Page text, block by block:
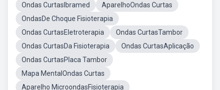
Ondas CurtasIbramed
AparelhoOndas Curtas
OndasDe Choque Fisioterapia
Ondas CurtasEletroterapia
Ondas CurtasTambor
Ondas CurtasDa Fisioterapia
Ondas CurtasAplicação
Ondas CurtasPlaca Tambor
Mapa MentalOndas Curtas
Aparelho MicroondasFisioterapia